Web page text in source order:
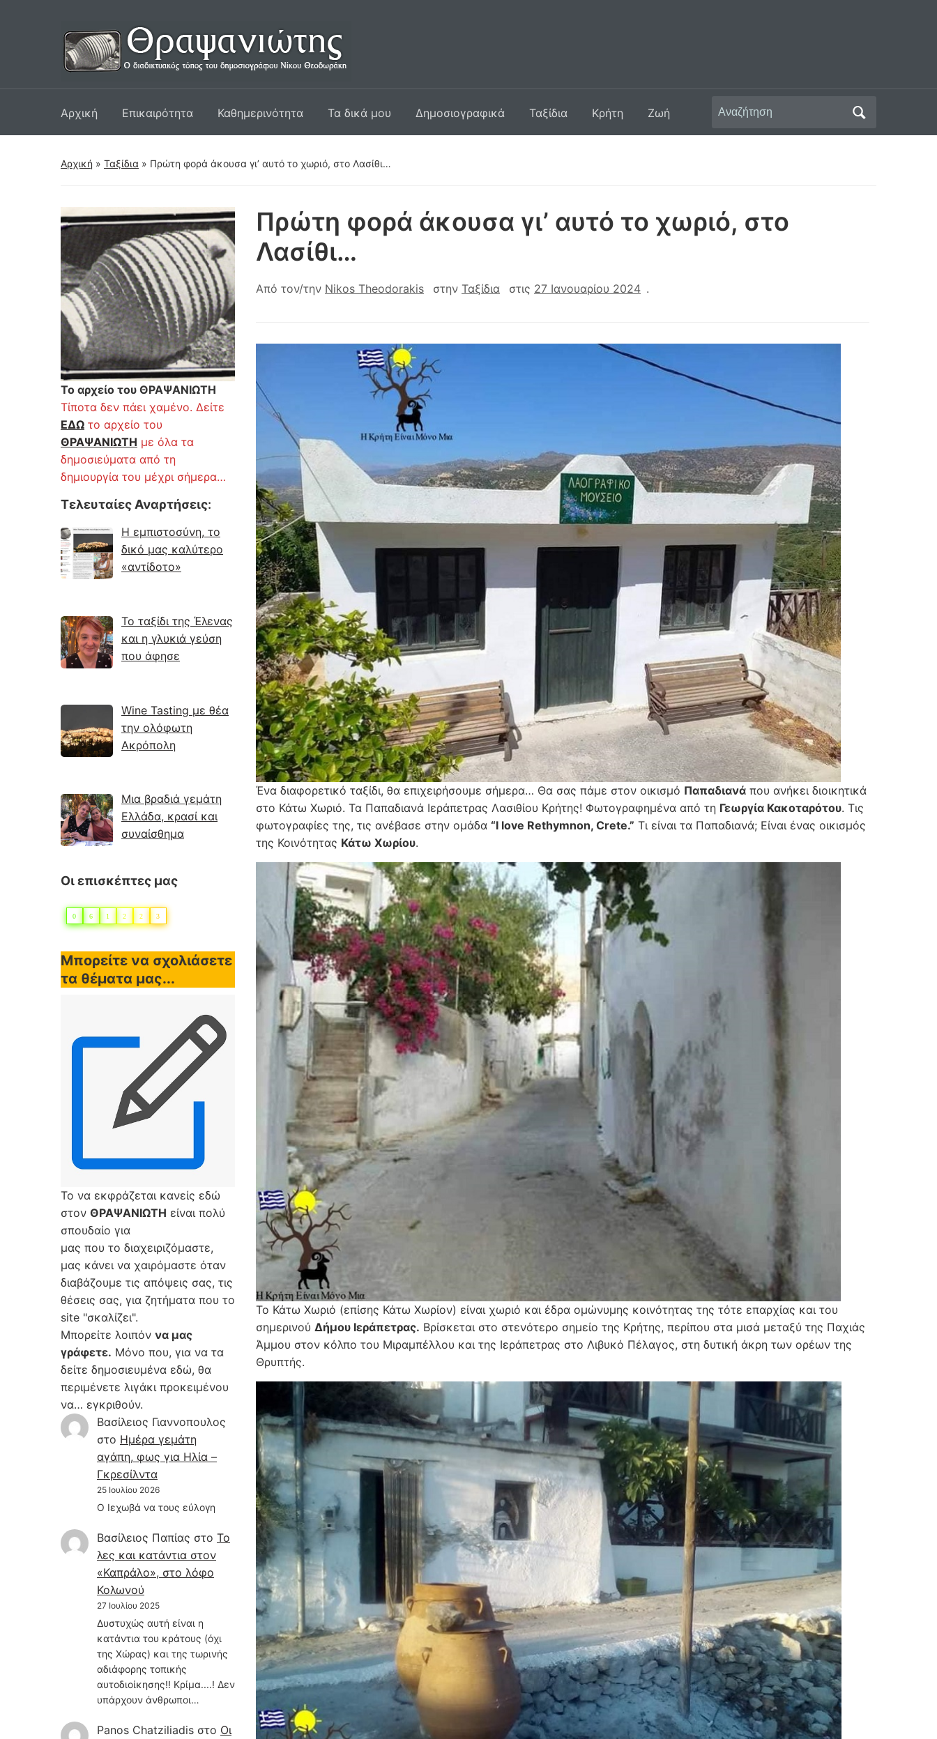
Αρχική Επικαιρότητα Καθημερινότητα Τα δικά μου Δημοσιογραφικά Ταξίδια Κρήτη Ζωή
Αναζήτηση
Αρχική » Ταξίδια » Πρώτη φορά άκουσα γι’ αυτό το χωριό, στο Λασίθι…
Το αρχείο του ΘΡΑΨΑΝΙΩΤΗ
Τίποτα δεν πάει χαμένο. Δείτε
ΕΔΩ το αρχείο του
ΘΡΑΨΑΝΙΩΤΗ με όλα τα
δημοσιεύματα από τη
δημιουργία του μέχρι σήμερα…
Τελευταίες Αναρτήσεις:
Η εμπιστοσύνη, το
δικό μας καλύτερο
«αντίδοτο»
Το ταξίδι της Έλενας
και η γλυκιά γεύση
που άφησε
Wine Tasting με θέα
την ολόφωτη
Ακρόπολη
Μια βραδιά γεμάτη
Ελλάδα, κρασί και
συναίσθημα
Οι επισκέπτες μας
0 6 1 2 2 3
Μπορείτε να σχολιάσετε
τα θέματα μας...
Το να εκφράζεται κανείς εδώ
στον ΘΡΑΨΑΝΙΩΤΗ είναι πολύ
σπουδαίο για
μας που το διαχειριζόμαστε,
μας κάνει να χαιρόμαστε όταν
διαβάζουμε τις απόψεις σας, τις
θέσεις σας, για ζητήματα που το
site "σκαλίζει".
Μπορείτε λοιπόν να μας
γράφετε. Μόνο που, για να τα
δείτε δημοσιευμένα εδώ, θα
περιμένετε λιγάκι προκειμένου
να… εγκριθούν.
Βασίλειος Γιαννοπουλος
στο Hμέρα γεμάτη
αγάπη, φως για Ηλία –
Γκρεσίλντα
25 Ιουλίου 2026
Ο Ιεχωβά να τους εύλογη
Βασίλειος Παπίας στο Το
λες και κατάντια στον
«Καπράλο», στο λόφο
Κολωνού
27 Ιουλίου 2025
Δυστυχώς αυτή είναι η
κατάντια του κράτους (όχι
της Χώρας) και της τωρινής
αδιάφορης τοπικής
αυτοδιοίκησης!! Κρίμα....! Δεν
υπάρχουν άνθρωποι…
Panos Chatziliadis στο Οι
Πρώτη φορά άκουσα γι’ αυτό το χωριό, στο
Λασίθι…
Από τον/την Nikos Theodorakis στην Ταξίδια στις 27 Ιανουαρίου 2024 .
Ένα διαφορετικό ταξίδι, θα επιχειρήσουμε σήμερα… Θα σας πάμε στον οικισμό Παπαδιανά που ανήκει διοικητικά
στο Κάτω Χωριό. Τα Παπαδιανά Ιεράπετρας Λασιθίου Κρήτης! Φωτογραφημένα από τη Γεωργία Κακοταρότου. Τις
φωτογραφίες της, τις ανέβασε στην ομάδα “I love Rethymnon, Crete.” Τι είναι τα Παπαδιανά; Είναι ένας οικισμός
της Κοινότητας Κάτω Χωρίου.
Το Κάτω Χωριό (επίσης Κάτω Χωρίον) είναι χωριό και έδρα ομώνυμης κοινότητας της τότε επαρχίας και του
σημερινού Δήμου Ιεράπετρας. Βρίσκεται στο στενότερο σημείο της Κρήτης, περίπου στα μισά μεταξύ της Παχιάς
Άμμου στον κόλπο του Μιραμπέλλου και της Ιεράπετρας στο Λιβυκό Πέλαγος, στη δυτική άκρη των ορέων της
Θρυπτής.